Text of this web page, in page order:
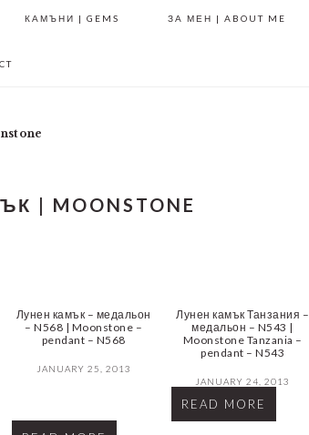
КАМЪНИ | GEMS ЗА МЕН | ABOUT ME
| MOONSTONE
Лунен камък – медальон
– N568 | Moonstone –
pendant – N568
JANUARY 25, 2013
Лунен камък Танзания –
медальон – N543 |
Moonstone Tanzania –
pendant – N543
JANUARY 24, 2013
READ MORE